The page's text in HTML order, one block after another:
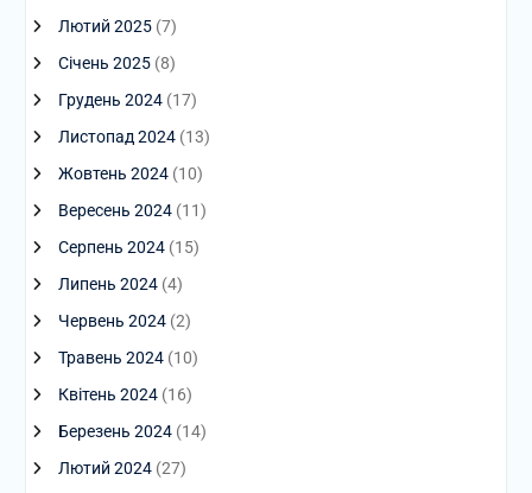
Лютий 2025(7)
Січень 2025(8)
Грудень 2024(17)
Листопад 2024(13)
Жовтень 2024(10)
Вересень 2024(11)
Серпень 2024(15)
Липень 2024(4)
Червень 2024(2)
Травень 2024(10)
Квітень 2024(16)
Березень 2024(14)
Лютий 2024(27)